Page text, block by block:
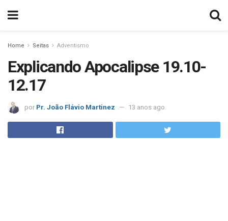
Home Seitas Adventismo
Explicando Apocalipse 19.10-
12.17
por Pr. João Flávio Martinez 13 anos ago